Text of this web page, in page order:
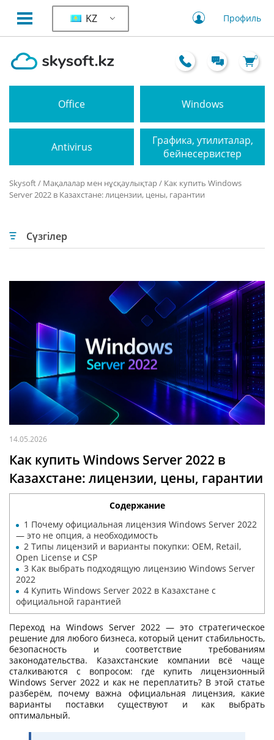
KZ Профиль
0
Office Windows
Antivirus
Графика, утилиталар,
бейнесервистер
Skysoft/ Мақалалар мен нұсқаулықтар/ Как купить Windows
Server 2022 в Казахстане: лицензии, цены, гарантии
Сүзгілер
14.05.2026
Как купить Windows Server 2022 в
Казахстане: лицензии, цены, гарантии
Содержание
1 Почему официальная лицензия Windows Server 2022
— это не опция, а необходимость
2 Типы лицензий и варианты покупки: OEM, Retail,
Open License и CSP
3 Как выбрать подходящую лицензию Windows Server
2022
4 Купить Windows Server 2022 в Казахстане с
официальной гарантией
Переход на Windows Server 2022 — это стратегическое
решение для любого бизнеса, который ценит стабильность,
безопасность и соответствие требованиям
законодательства. Казахстанские компании всё чаще
сталкиваются с вопросом: где купить лицензионный
Windows Server 2022 и как не переплатить? В этой статье
разберём, почему важна официальная лицензия, какие
варианты поставки существуют и как выбрать
оптимальный.